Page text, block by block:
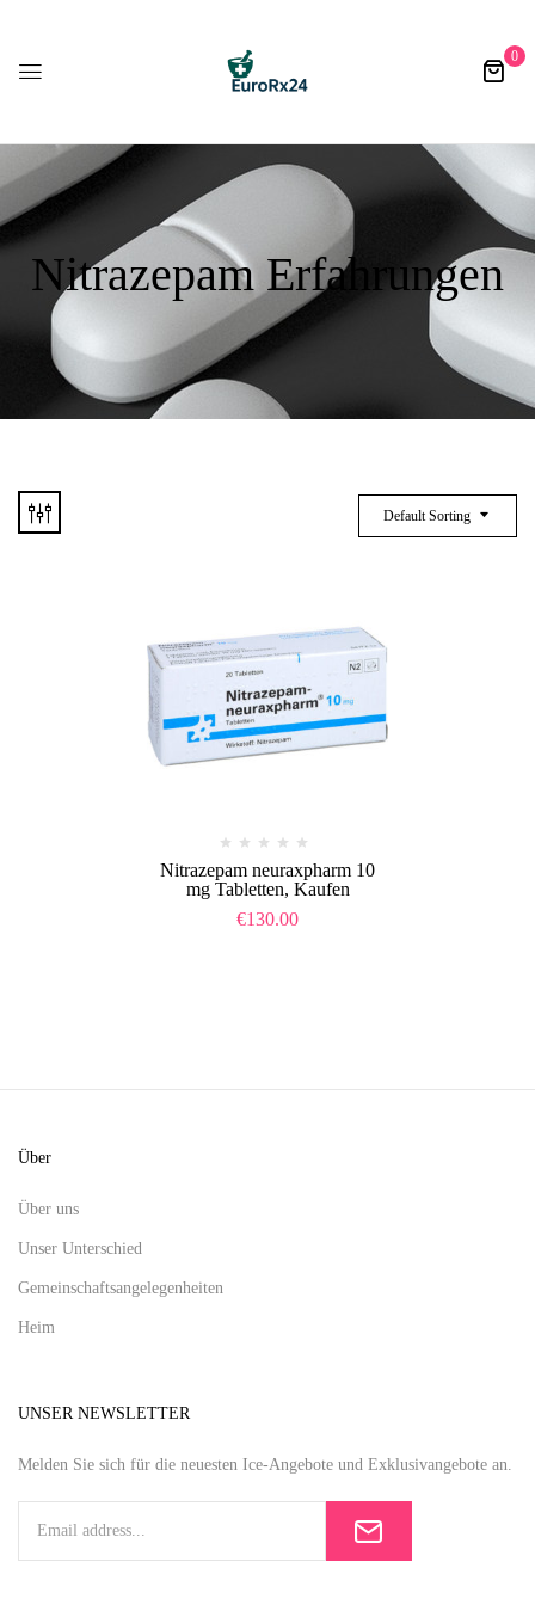
0
Nitrazepam Erfahrungen
Default Sorting
Nitrazepam neuraxpharm 10
mg Tabletten, Kaufen
€130.00
Über
Über uns
Unser Unterschied
Gemeinschaftsangelegenheiten
Heim
UNSER NEWSLETTER
Melden Sie sich für die neuesten Ice-Angebote und Exklusivangebote an.